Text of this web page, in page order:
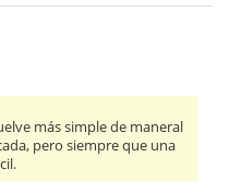
más simple de maneral
pero siempre que una